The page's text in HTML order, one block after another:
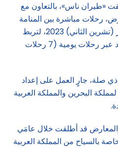
«طيران ناس»، بالتعاون مع
رحلات مباشرة بين المنامة
والرياض اعتباراً من 15 نوفمبر (تشرين الثاني) 2023، لتربط
البلدين بخط طيران جوي واعد عبر رحلات يومية (7 رحلات
صلة، جارٍ العمل على إعداد
البحرين والمملكة العربية
قد أطلقت خلال عامَي
خاصة بالسياح من المملكة العربية